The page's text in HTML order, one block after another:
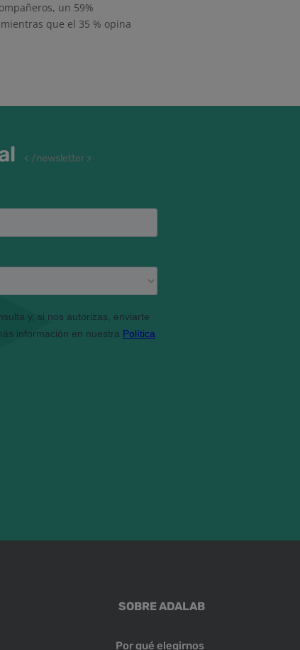
un 59%
que el 35 % opina
< /newsletter >
SOBRE ADALAB
Por qué elegirnos